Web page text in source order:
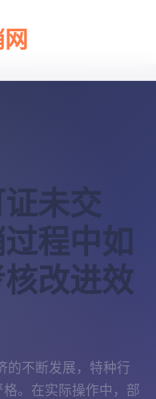
未交
程中如
改进效
的不断发展，特种行
。在实际操作中，部